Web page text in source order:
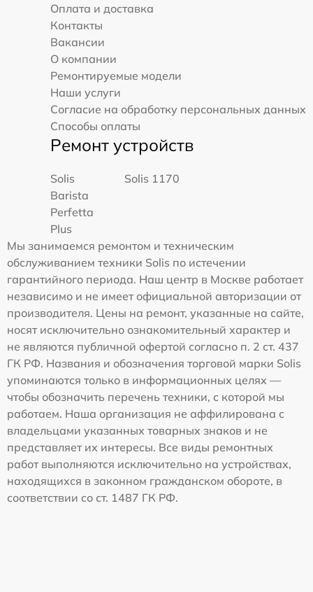
Оплата и доставка
Контакты
Вакансии
О компании
Ремонтируемые модели
Наши услуги
Согласие на обработку персональных данных
Способы оплаты
Ремонт устройств
Solis
Barista
Perfetta
Plus
Solis 1170
Мы занимаемся ремонтом и техническим
обслуживанием техники Solis по истечении
гарантийного периода. Наш центр в Москве работает
независимо и не имеет официальной авторизации от
производителя. Цены на ремонт, указанные на сайте,
носят исключительно ознакомительный характер и
не являются публичной офертой согласно п. 2 ст. 437
ГК РФ. Названия и обозначения торговой марки Solis
упоминаются только в информационных целях —
чтобы обозначить перечень техники, с которой мы
работаем. Наша организация не аффилирована с
владельцами указанных товарных знаков и не
представляет их интересы. Все виды ремонтных
работ выполняются исключительно на устройствах,
находящихся в законном гражданском обороте, в
соответствии со ст. 1487 ГК РФ.